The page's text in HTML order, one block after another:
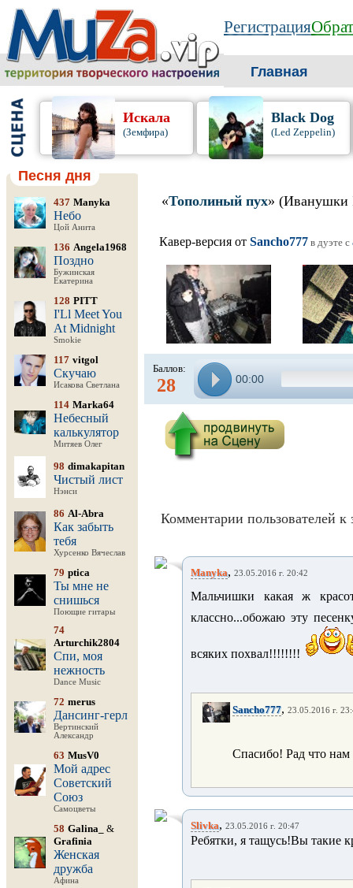
Регистрация
Главная
Искала
(Земфира)
Black Dog
(Led Zeppelin)
Песня дня
437 Manyka
Небо
Цой Анита
136 Angela1968
Поздно
Бужинская
Екатерина
128 PITT
I'Ll Meet You
At Midnight
Smokie
117 vitgol
Скучаю
Исакова Светлана
114 Marka64
Небесный
калькулятор
Митяев Олег
98 dimakapitan
Чистый лист
Нэнси
86 Al-Abra
Как забыть
тебя
Хурсенко Вячеслав
79 ptica
Ты мне не
снишься
Поющие гитары
74
Arturchik2804
Спи, моя
нежность
Dance Music
72 merus
Дансинг-герл
Вертинский
Александр
63 MusV0
Мой адрес
Советский
Союз
Самоцветы
58 Galina_
&
Grafinia
Женская
дружба
Афина
«Тополиный пух» (Иванушки
Кавер-версия от Sancho777 в дуэте c
Баллов:
28 00:00
Комментарии пользователей к
Manyka, 23.05.2016 г. 20:42
Мальчишки какая ж
классно...обожаю эту
всяких похвал!!!!!!!!
Sancho777, 23.05.2016 г.
Спасибо! Рад что нам
Slivka, 23.05.2016 г. 20:47
Ребятки, я тащусь!Вы такие